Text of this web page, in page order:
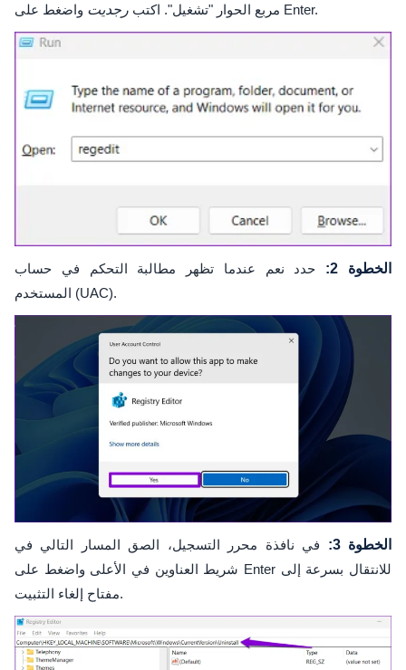
مربع الحوار "تشغيل". اكتب رجديت واضغط على Enter.
الخطوة 2:
حدد نعم عندما تظهر مطالبة التحكم في حساب
المستخدم (UAC).
الخطوة 3:
في نافذة محرر التسجيل، الصق المسار التالي في
شريط العناوين في الأعلى واضغط على Enter للانتقال بسرعة إلى
مفتاح إلغاء التثبيت.